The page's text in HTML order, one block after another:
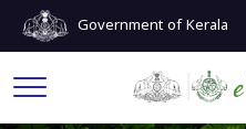
Government of Kerala